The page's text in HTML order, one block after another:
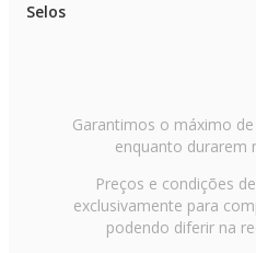
Selos
Garantimos o máximo
enquanto durarem
Preços e condições
exclusivamente para
podendo diferir na